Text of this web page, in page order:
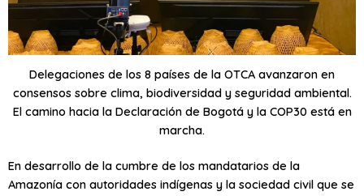
Delegaciones de los 8 países de la OTCA avanzaron en
consensos sobre clima, biodiversidad y seguridad ambiental.
El camino hacia la Declaración de Bogotá y la COP30 está en
marcha.
En desarrollo de la cumbre de los mandatarios de la
Amazonía con autoridades indígenas y la sociedad civil que se